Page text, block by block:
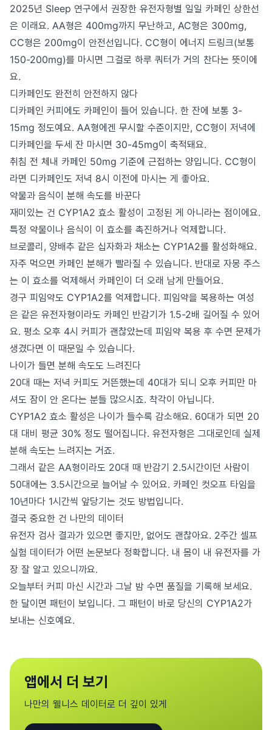
2025년 Sleep 연구에서 권장한 유전자형별 일일 카페인 상한선
은 이래요. AA형은 400mg까지 무난하고, AC형은 300mg,
CC형은 200mg이 안전선입니다. CC형이 에너지 드링크(보통
150-200mg)를 마시면 그걸로 하루 쿼터가 거의 찬다는 뜻이에
요.
디카페인도 완전히 안전하지 않다
디카페인 커피에도 카페인이 들어 있습니다. 한 잔에 보통 3-
15mg 정도예요. AA형에겐 무시할 수준이지만, CC형이 저녁에
디카페인을 두세 잔 마시면 30-45mg이 축적돼요.
취침 전 체내 카페인 50mg 기준에 근접하는 양입니다. CC형이
라면 디카페인도 저녁 8시 이전에 마시는 게 좋아요.
약물과 음식이 분해 속도를 바꾼다
재미있는 건 CYP1A2 효소 활성이 고정된 게 아니라는 점이에요.
특정 약물이나 음식이 이 효소를 촉진하거나 억제합니다.
브로콜리, 양배추 같은 십자화과 채소는 CYP1A2를 활성화해요.
자주 먹으면 카페인 분해가 빨라질 수 있습니다. 반대로 자몽 주스
는 이 효소를 억제해서 카페인이 더 오래 남게 만들어요.
경구 피임약도 CYP1A2를 억제합니다. 피임약을 복용하는 여성
은 같은 유전자형이라도 카페인 반감기가 1.5-2배 길어질 수 있어
요. 평소 오후 4시 커피가 괜찮았는데 피임약 복용 후 수면 문제가
생겼다면 이 때문일 수 있습니다.
나이가 들면 분해 속도도 느려진다
20대 때는 저녁 커피도 거뜬했는데 40대가 되니 오후 커피만 마
셔도 잠이 안 온다는 분들 많으시죠. 착각이 아닙니다.
CYP1A2 효소 활성은 나이가 들수록 감소해요. 60대가 되면 20
대 대비 평균 30% 정도 떨어집니다. 유전자형은 그대로인데 실제
분해 속도는 느려지는 거죠.
그래서 같은 AA형이라도 20대 때 반감기 2.5시간이던 사람이
50대에는 3.5시간으로 늘어날 수 있어요. 카페인 컷오프 타임을
10년마다 1시간씩 앞당기는 것도 방법입니다.
결국 중요한 건 나만의 데이터
유전자 검사 결과가 있으면 좋지만, 없어도 괜찮아요. 2주간 셀프
실험 데이터가 어떤 논문보다 정확합니다. 내 몸이 내 유전자를 가
장 잘 알고 있으니까요.
오늘부터 커피 마신 시간과 그날 밤 수면 품질을 기록해 보세요.
한 달이면 패턴이 보입니다. 그 패턴이 바로 당신의 CYP1A2가
보내는 신호예요.
앱에서 더 보기
나만의 웰니스 데이터로 더 깊이 있게